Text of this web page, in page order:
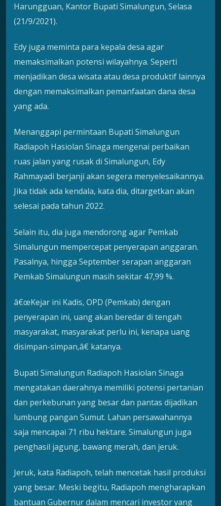
Harungguan, Kantor Bupati Simalungun, Selasa
(21/9/2021).
Edy juga meminta para kepala desa agar
memaksimalkan potensi wilayahnya. Seperti
menjadikan desa wisata atau desa produktif lainnya
dengan memaksimalkan pemanfaatan dana desa
yang ada.
Menanggapi permintaan Bupati Simalungun
Radiapoh Hasiolan Sinaga mengenai perbaikan
ruas jalan yang rusak di Simalungun, Edy
Rahmayadi berjanji akan segera menyelesaikannya.
Jika tidak ada kendala, kata dia, ditargetkan akan
selesai pada tahun 2022.
Selain itu, dia juga mendorong agar Pemkab
Simalungun mempercepat penyerapan anggaran.
Pasalnya, hingga September serapan anggaran
Pemkab Simalungun masih sekitar 47,99 %.
â€œKejar ini Kadis, OPD (Pemkab) dengan
penyerapan ini, uang akan beredar di tengah
masyarakat, masyarakat perlu ini, kenapa uang
disimpan-simpan,â€ katanya.
Bupati Simalungun Radiapoh Hasiolan Sinaga
mengatakan daerahnya memiliki potensi pertanian
dan perkebunan yang besar dan pantas dijadikan
lumbung pangan Sumut. Lahan persawahannya
saja mencapai 71 ribu hektare. Simalungun juga
penghasil jagung, bawang merah, dan jeruk.
Jeruk, kata Radiapoh, telah mencetak hasil produksi
yang besar. Meski begitu, Radiapoh mengharapkan
bantuan Gubernur dalam mencari investor yang